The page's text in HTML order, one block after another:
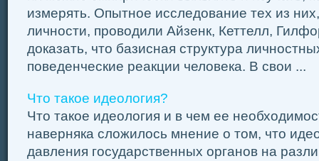
измерять. Опытное исследование тех из
личности, проводили Айзенк, Кеттелл,
доказать, что базисная структура
поведенческие реакции человека. В свои ...
Что такое идеология?
Что такое идеология и в чем ее
наверняка сложилось мнение о том, что
давления государственных органов на